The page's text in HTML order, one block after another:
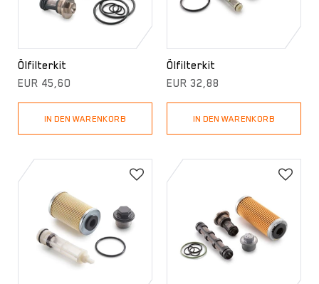
Ölfilterkit
EUR 45,60
IN DEN WARENKORB
Ölfilterkit
EUR 32,88
IN DEN WARENKORB